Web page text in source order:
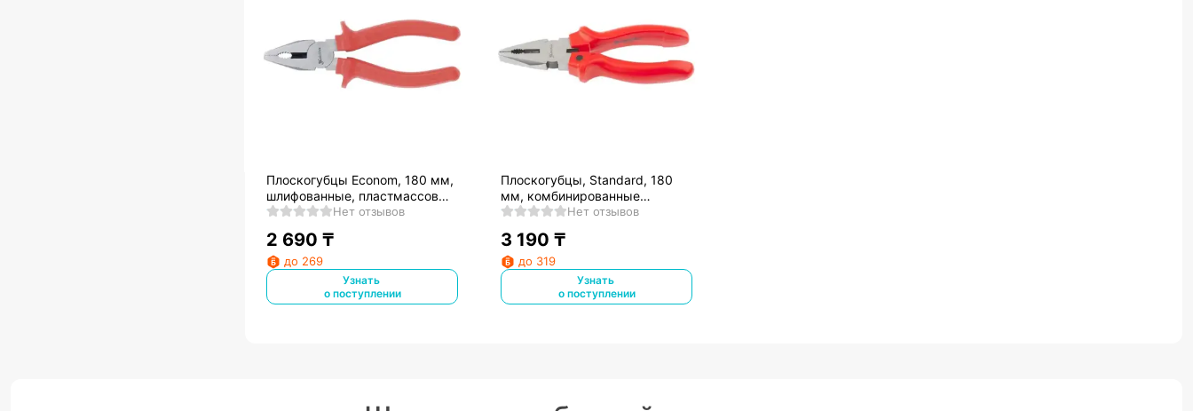
Плоскогубцы Econom, 180 мм,
шлифованные, пластмассовые
рукоятки// MatrixНет отзывов
2 690 ₸
до 269
Узнать
о поступлении
Плоскогубцы, Standard, 180
мм, комбинированные
шлифованные, пластмассовые
Нет отзывов
3 190 ₸
до 319
Узнать
о поступлении